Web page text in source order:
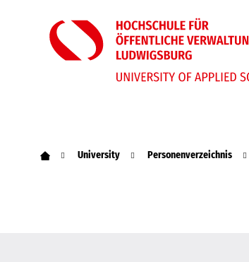
University Personenverzeichnis